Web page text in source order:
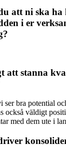
att ni ska
i er
att stanna
ser bra potential
också väldigt
med dem ute i